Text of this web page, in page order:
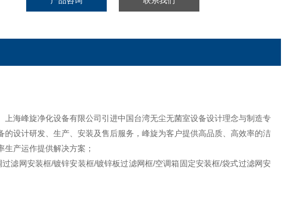
上海峰旋净化设备有限公司引进中国台湾无尘无菌室设备设计理念与制造专
设计研发、生产、安装及售后服务，峰旋为客户提供高品质、高效率的洁
产运作提供解决方案；
滤网安装框/镀锌安装框/镀锌板过滤网框/空调箱固定安装框/袋式过滤网安